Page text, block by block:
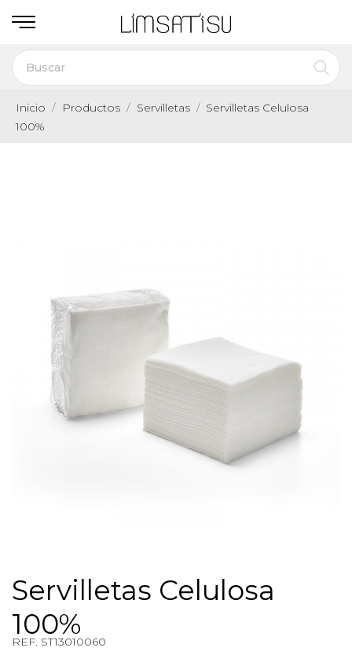
Inicio Productos Servilletas
Servilletas Celulosa
100%
Servilletas Celulosa
100%
REF. ST13010060